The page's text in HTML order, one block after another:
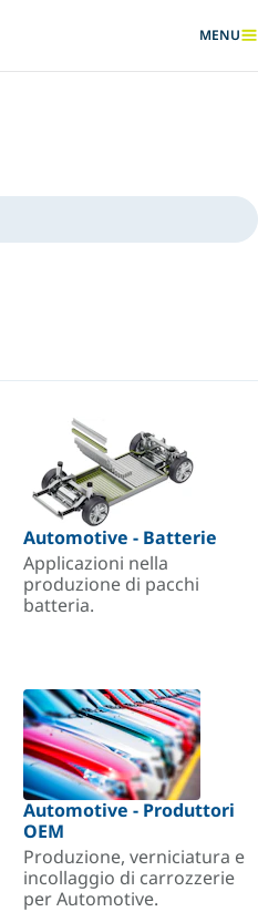
MOSTRA
MENU
Automotive - Batterie
Applicazioni nella
produzione di pacchi
batteria.
Automotive - Produttori
OEM
Produzione, verniciatura e
incollaggio di carrozzerie
per Automotive.